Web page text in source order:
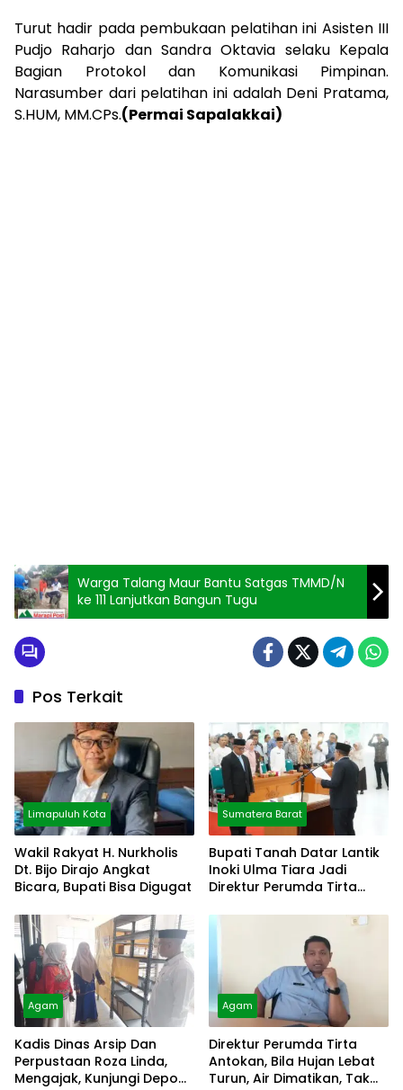
Turut hadir pada pembukaan pelatihan ini Asisten III
Pudjo Raharjo dan Sandra Oktavia selaku Kepala
Bagian Protokol dan Komunikasi Pimpinan.
Narasumber dari pelatihan ini adalah Deni Pratama,
S.HUM, MM.CPs.(Permai Sapalakkai)
Warga Talang Maur Bantu Satgas TMMD/N
ke 111 Lanjutkan Bangun Tugu
Pos Terkait
Limapuluh Kota
Wakil Rakyat H. Nurkholis
Dt. Bijo Dirajo Angkat
Bicara, Bupati Bisa Digugat
Sumatera Barat
Bupati Tanah Datar Lantik
Inoki Ulma Tiara Jadi
Direktur Perumda Tirta
Agam
Kadis Dinas Arsip Dan
Perpustaan Roza Linda,
Mengajak, Kunjungi Depo
Agam
Direktur Perumda Tirta
Antokan, Bila Hujan Lebat
Turun, Air Dimatikan, Tak